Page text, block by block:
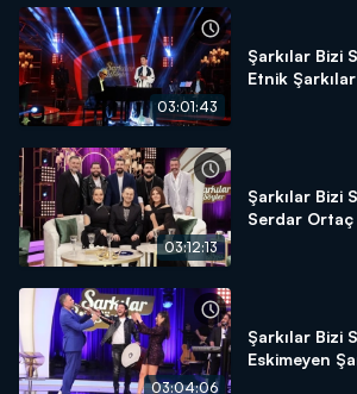
03:01:43
Şarkılar Bizi
Etnik Şarkılar
03:12:13
Şarkılar Bizi
Serdar Ortaç
03:04:06
Şarkılar Bizi
Eskimeyen